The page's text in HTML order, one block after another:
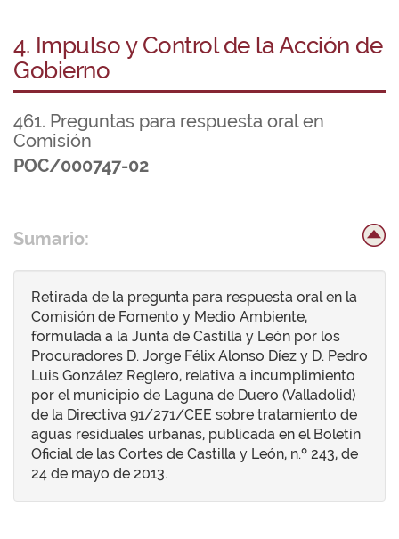
4. Impulso y Control de la Acción de
Gobierno
461. Preguntas para respuesta oral en
Comisión
POC/000747-02
Sumario:
Retirada de la pregunta para respuesta oral en la
Comisión de Fomento y Medio Ambiente,
formulada a la Junta de Castilla y León por los
Procuradores D. Jorge Félix Alonso Díez y D. Pedro
Luis González Reglero, relativa a incumplimiento
por el municipio de Laguna de Duero (Valladolid)
de la Directiva 91/271/CEE sobre tratamiento de
aguas residuales urbanas, publicada en el Boletín
Oficial de las Cortes de Castilla y León, n.º 243, de
24 de mayo de 2013.